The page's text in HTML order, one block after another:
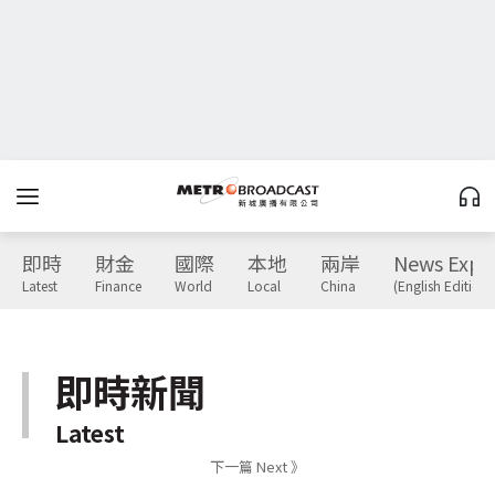
即時
Latest
財金
Finance
國際
World
本地
Local
兩岸
China
News
(English Edition)
即時新聞
Latest
下一篇 Next 》